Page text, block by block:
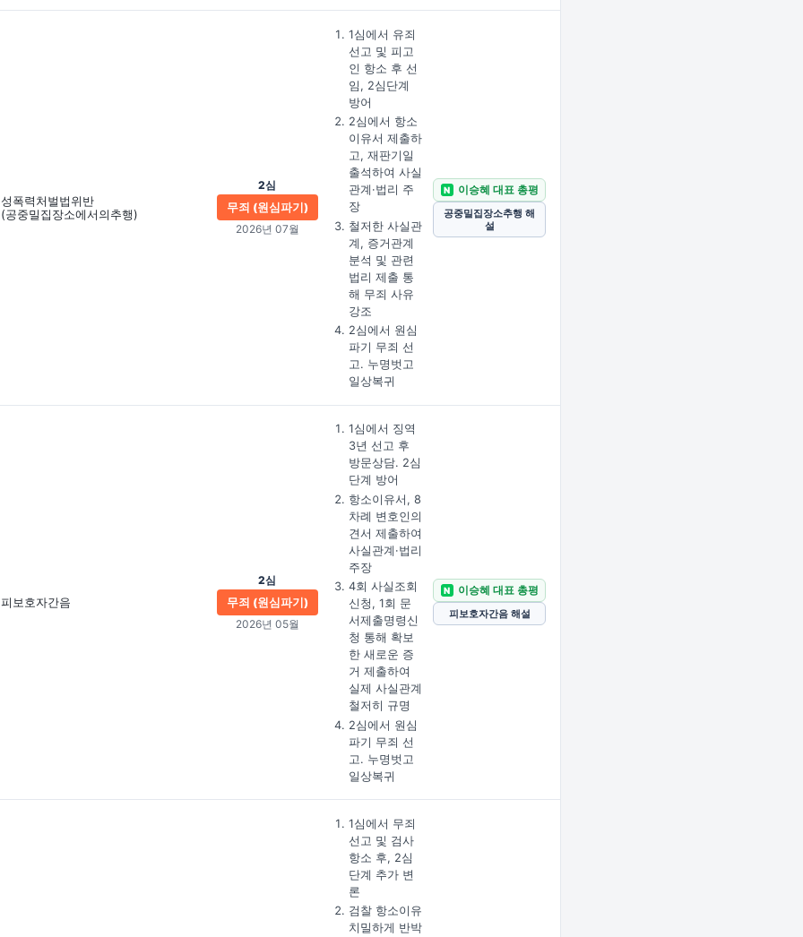
성폭력처벌법위반
(공중밀집장소에서의추행)
2심
무죄 (원심파기)
2026년 07월
1심에서 유죄
선고 및 피고
인 항소 후 선
임, 2심단계
방어
2심에서 항소
이유서 제출하
고, 재판기일
출석하여 사실
관계·법리 주
장
철저한 사실관
계, 증거관계
분석 및 관련
법리 제출 통
해 무죄 사유
강조
2심에서 원심
파기 무죄 선
고. 누명벗고
일상복귀
N
이승혜 대표 총평
공중밀집장소추행 해
설
피보호자간음
2심
무죄 (원심파기)
2026년 05월
1심에서 징역
3년 선고 후
방문상담. 2심
단계 방어
항소이유서, 8
차례 변호인의
견서 제출하여
사실관계·법리
주장
4회 사실조회
신청, 1회 문
서제출명령신
청 통해 확보
한 새로운 증
거 제출하여
실제 사실관계
철저히 규명
2심에서 원심
파기 무죄 선
고. 누명벗고
일상복귀
N
이승혜 대표 총평
피보호자간음 해설
1심에서 무죄
선고 및 검사
항소 후, 2심
단계 추가 변
론
검찰 항소이유
치밀하게 반박